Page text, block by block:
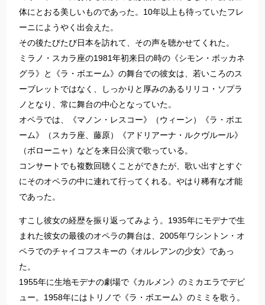
体にとおる美しいものであった。10年以上も待っていたフレ
ーニにようやく出会えた。
その後たびたび日本を訪れて、その声を聴かせてくれた。
ミラノ・スカラ座の1981年初来日の時の《シモン・ボッカネ
グラ》と《ラ・ボエーム》の舞台での彼女は、若いころのス
ーブレットではなく、しっかりと厚みのあるリリコ・ソプラ
ノとなり、常に舞台の中心となっていた。
オペラでは、《マノン・レスコー》（ウィーン）《ラ・ボエ
ーム》（スカラ座、藤原）《アドリアーナ・ルクヴルール》
（ボローニャ）などを来日公演で歌っている。
コンサートでも複数回聴くことができたが、歌い出すとすぐ
にそのオペラの中に連れて行ってくれる。やはり稀有な才能
であった。
すこし彼女の経歴を振り返ってみよう。1935年にモデナで生
まれた彼女の最後のオペラの舞台は、2005年ワシントン・オ
ペラでのチャイコフスキーの《オルレアンの少女》であっ
た。
1955年に生地モデナの劇場で《カルメン》のミカエラでデビ
ュー。1958年にはトリノで《ラ・ボエーム》のミミを歌う。